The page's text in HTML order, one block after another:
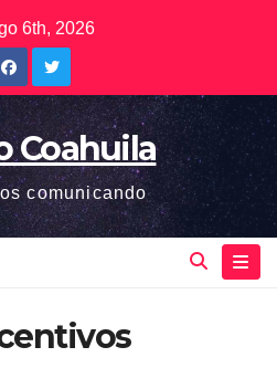
6th, 2026
Coahuila
comunicando